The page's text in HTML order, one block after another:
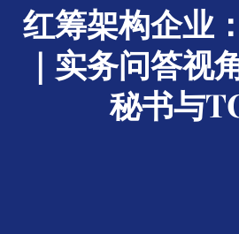
红筹架构企业
｜实务问答视
秘书与